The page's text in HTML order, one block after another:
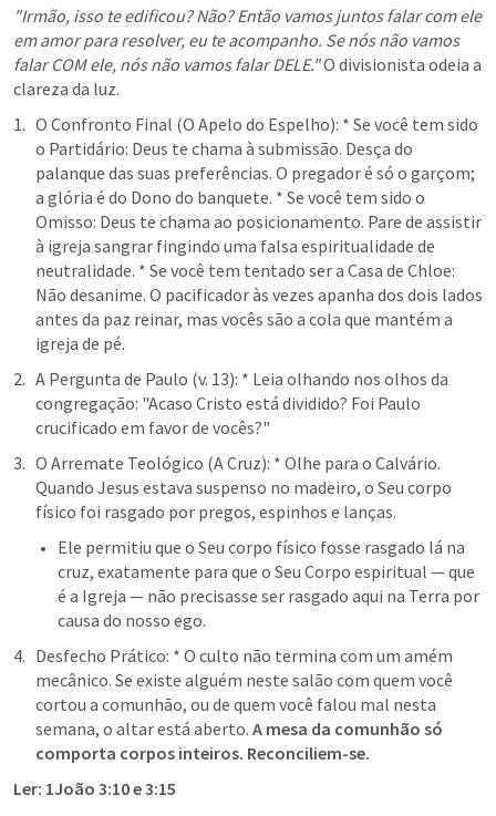
"Irmão, isso te edificou? Não? Então vamos juntos falar com ele
em amor para resolver, eu te acompanho. Se nós não vamos
falar COM ele, nós não vamos falar DELE." O divisionista odeia a
clareza da luz.
O Confronto Final (O Apelo do Espelho): * Se você tem sido
o Partidário: Deus te chama à submissão. Desça do
palanque das suas preferências. O pregador é só o garçom;
a glória é do Dono do banquete. * Se você tem sido o
Omisso: Deus te chama ao posicionamento. Pare de assistir
à igreja sangrar fingindo uma falsa espiritualidade de
neutralidade. * Se você tem tentado ser a Casa de Chloe:
Não desanime. O pacificador às vezes apanha dos dois lados
antes da paz reinar, mas vocês são a cola que mantém a
igreja de pé.
A Pergunta de Paulo (v. 13): * Leia olhando nos olhos da
congregação: "Acaso Cristo está dividido? Foi Paulo
crucificado em favor de vocês?"
O Arremate Teológico (A Cruz): * Olhe para o Calvário.
Quando Jesus estava suspenso no madeiro, o Seu corpo
físico foi rasgado por pregos, espinhos e lanças.
Ele permitiu que o Seu corpo físico fosse rasgado lá na
cruz, exatamente para que o Seu Corpo espiritual — que
é a Igreja — não precisasse ser rasgado aqui na Terra por
causa do nosso ego.
Desfecho Prático: * O culto não termina com um amém
mecânico. Se existe alguém neste salão com quem você
cortou a comunhão, ou de quem você falou mal nesta
semana, o altar está aberto. A mesa da comunhão só
comporta corpos inteiros. Reconciliem-se.
Ler: 1João 3:10 e 3:15